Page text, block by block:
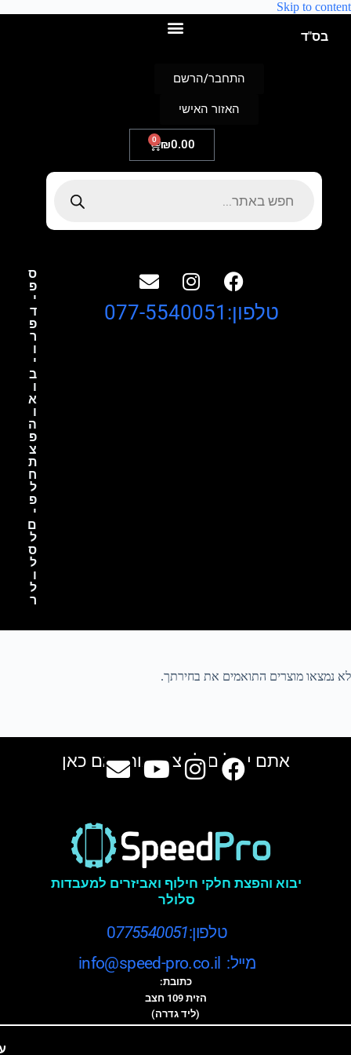
Skip to content
בס"ד
₪0.00
0
התחבר/הרשם
האזור האישי
ס
פ
י
ד
פ
ר
ו
י
ב
ו
א
ו
ה
פ
צ
ת
ח
ל
פ
י
ם
ל
ס
ל
ו
ל
ר
טלפון:077-5540051
לא נמצאו מוצרים התואמים את בחירתך.
אתם יכולים למצוא אותנו גם כאן
יבוא והפצת חלקי חילוף ואביזרים למעבדות
סלולר
טלפון:0775540051
מייל: info@speed-pro.co.il
כתובת:
הזית 109 חצב
(ליד גדרה)